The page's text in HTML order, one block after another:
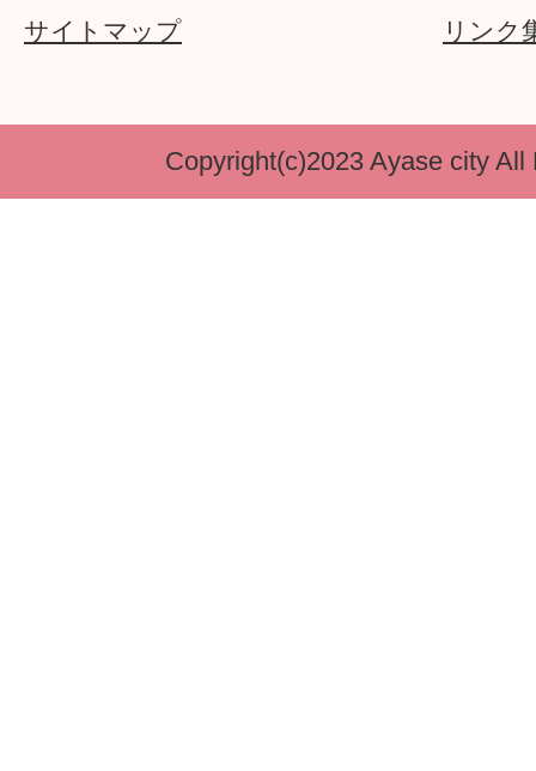
サイトマップ リンク
Copyright(c)2023 Ayase city